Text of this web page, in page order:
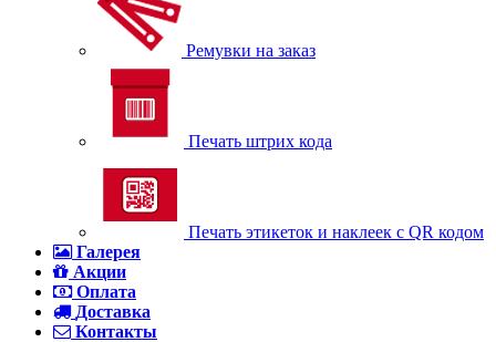
Ремувки на заказ
Печать штрих кода
Печать этикеток и наклеек с QR кодом
Галерея
Акции
Оплата
Доставка
Контакты